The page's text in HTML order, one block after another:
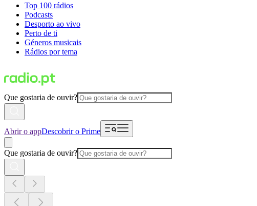
Top 100 rádios
Podcasts
Desporto ao vivo
Perto de ti
Géneros musicais
Rádios por tema
Que gostaria de ouvir?
Abrir o appDescobrir o Prime
Que gostaria de ouvir?